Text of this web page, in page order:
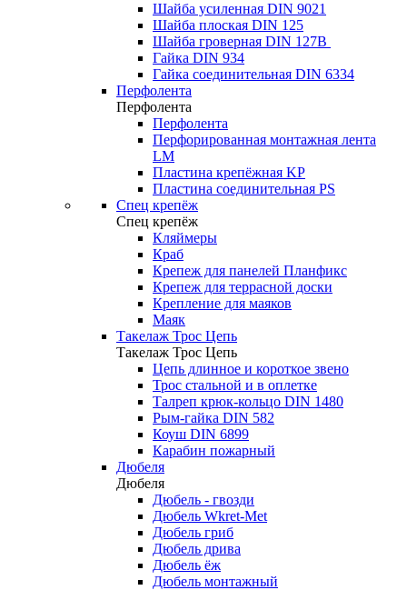
Шайба усиленная DIN 9021
Шайба плоская DIN 125
Шайба гроверная DIN 127B
Гайка DIN 934
Гайка соединительная DIN 6334
Перфолента
Перфолента
Перфолента
Перфорированная монтажная лента
LM
Пластина крепёжная KP
Пластина соединительная PS
Спец крепёж
Спец крепёж
Кляймеры
Краб
Крепеж для панелей Планфикс
Крепеж для террасной доски
Крепление для маяков
Маяк
Такелаж Трос Цепь
Такелаж Трос Цепь
Цепь длинное и короткое звено
Трос стальной и в оплетке
Талреп крюк-кольцо DIN 1480
Рым-гайка DIN 582
Коуш DIN 6899
Карабин пожарный
Дюбеля
Дюбеля
Дюбель - гвозди
Дюбель Wkret-Met
Дюбель гриб
Дюбель дрива
Дюбель ёж
Дюбель монтажный